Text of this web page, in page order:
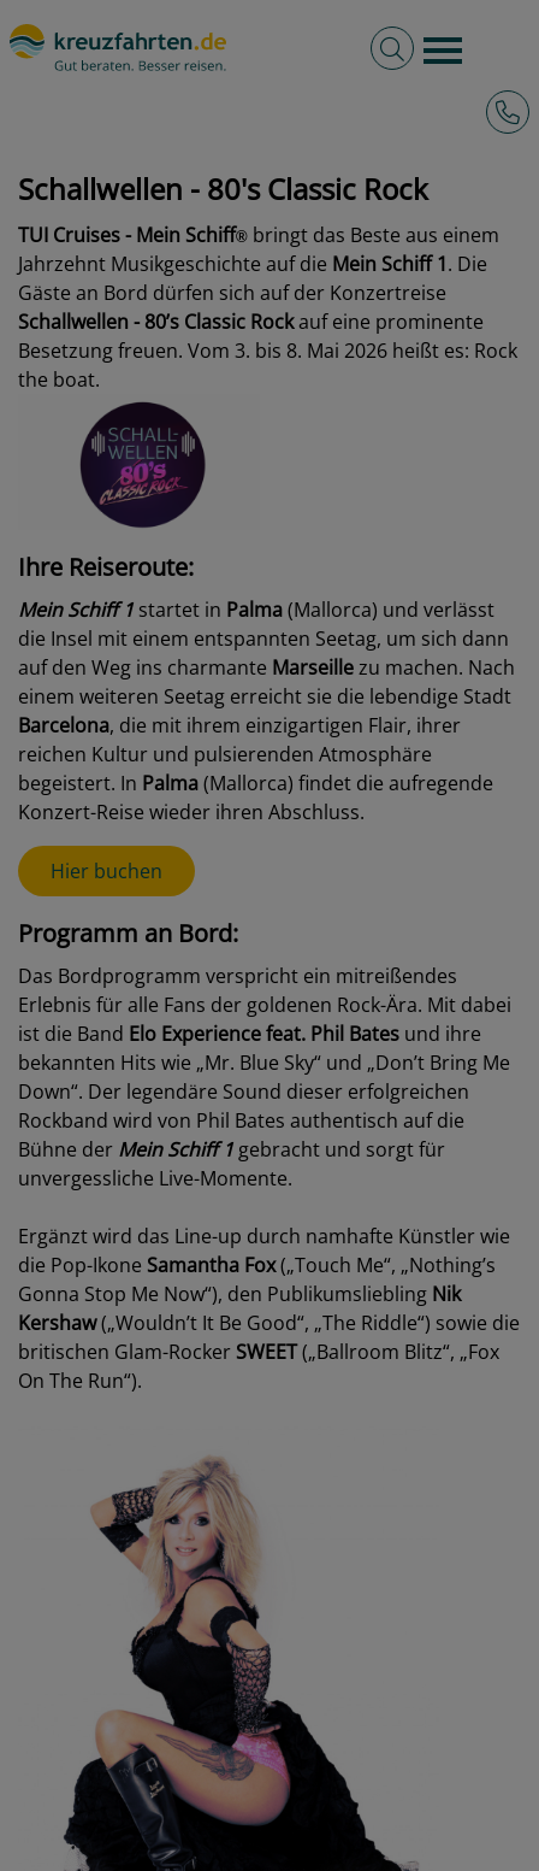
Burger
Volltextsuche
Schallwellen - 80's Classic Rock
TUI Cruises - Mein Schiff® bringt das Beste aus einem
Jahrzehnt Musikgeschichte auf die Mein Schiff 1. Die
Gäste an Bord dürfen sich auf der Konzertreise
Schallwellen - 80’s Classic Rockauf eine prominente
Besetzung freuen. Vom 3. bis 8. Mai 2026 heißt es: Rock
the boat.
Ihre Reiseroute:
Mein Schiff 1 startet in Palma(Mallorca) und verlässt
die Insel mit einem entspannten Seetag, um sich dann
auf den Weg ins charmante Marseillezu machen. Nach
einem weiteren Seetag erreicht sie die lebendige Stadt
Barcelona, die mit ihrem einzigartigen Flair, ihrer
reichen Kultur und pulsierenden Atmosphäre
begeistert. In Palma(Mallorca) findet die aufregende
Konzert-Reise wieder ihren Abschluss.
Hier buchen
Programm an Bord:
Das Bordprogramm verspricht ein mitreißendes
Erlebnis für alle Fans der goldenen Rock-Ära. Mit dabei
ist die Band Elo Experience feat. Phil Bates und ihre
bekannten Hits wie „Mr. Blue Sky“ und „Don’t Bring Me
Down“. Der legendäre Sound dieser erfolgreichen
Rockband wird von Phil Bates authentisch auf die
Bühne der Mein Schiff 1 gebracht und sorgt für
unvergessliche Live-Momente.
Ergänzt wird das Line-up durch namhafte Künstler wie
die Pop-Ikone Samantha Fox(„Touch Me“, „Nothing’s
Gonna Stop Me Now“), den Publikumsliebling Nik
Kershaw(„Wouldn’t It Be Good“, „The Riddle“) sowie die
britischen Glam-Rocker SWEET(„Ballroom Blitz“, „Fox
On The Run“).